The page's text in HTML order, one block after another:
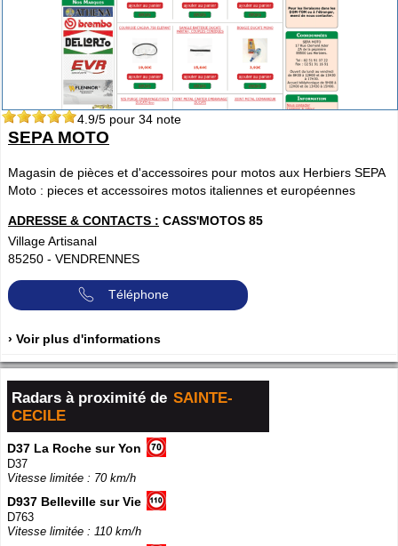
4.9/5 pour 34 note
SEPA MOTO
Magasin de pièces et d'accessoires pour motos aux Herbiers SEPA
Moto : pieces et accessoires motos italiennes et européennes
ADRESSE & CONTACTS : CASS'MOTOS 85
Village Artisanal
85250 - VENDRENNES
Téléphone
› Voir plus d'informations
Radars à proximité de SAINTE-
CECILE
D37 La Roche sur Yon
D37
Vitesse limitée : 70 km/h
D937 Belleville sur Vie
D763
Vitesse limitée : 110 km/h